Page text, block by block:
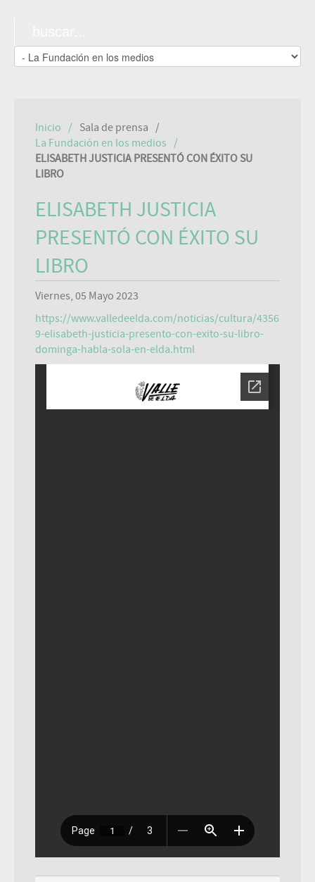
Inicio
Sala de prensa
La Fundación en los medios
ELISABETH JUSTICIA PRESENTÓ CON ÉXITO SU
LIBRO
ELISABETH JUSTICIA
PRESENTÓ CON ÉXITO SU
LIBRO
Viernes, 05 Mayo 2023
https://www.valledeelda.com/noticias/cultura/4356
9-elisabeth-justicia-presento-con-exito-su-libro-
dominga-habla-sola-en-elda.html